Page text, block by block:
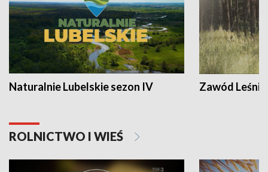
Naturalnie Lubelskie sezon IV Zawód Leśnik
ROLNICTWO I WIEŚ